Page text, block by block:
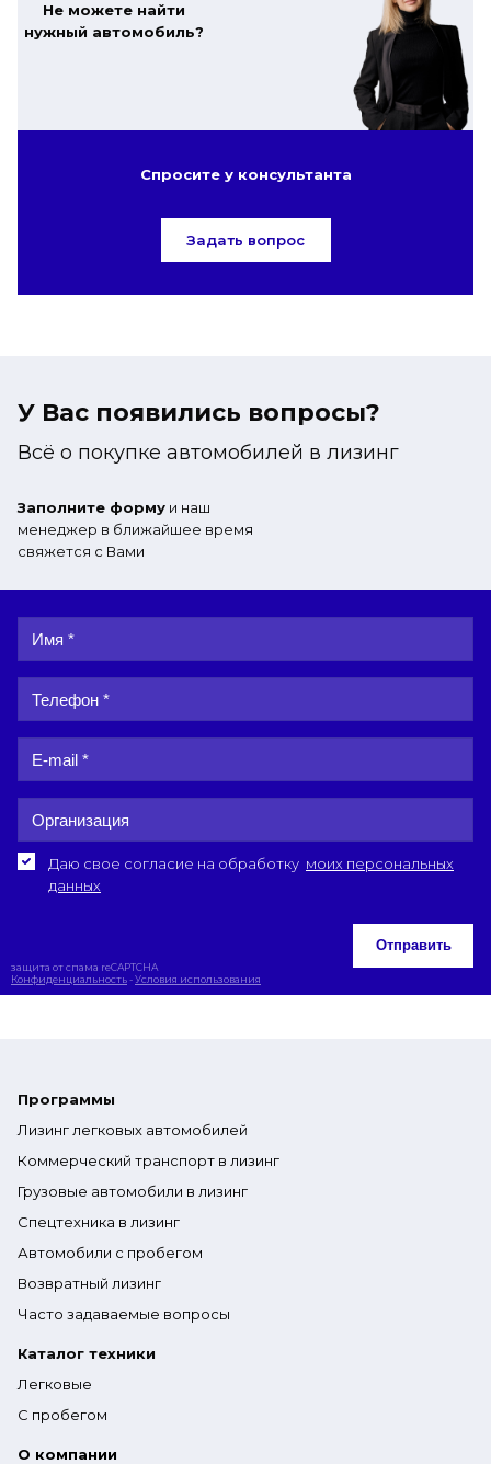
Не можете найти
нужный автомобиль?
Спросите у консультанта
Задать вопрос
У Вас появились вопросы?
Всё о покупке автомобилей в лизинг
Заполните форму и наш
менеджер в ближайшее время
свяжется с Вами
Даю свое согласие на обработку моих персональных
данных
Отправить
защита от спама reCAPTCHA
Конфиденциальность-Условия использования
Программы
Лизинг легковых автомобилей
Коммерческий транспорт в лизинг
Грузовые автомобили в лизинг
Спецтехника в лизинг
Автомобили с пробегом
Возвратный лизинг
Часто задаваемые вопросы
Каталог техники
Легковые
С пробегом
О компании